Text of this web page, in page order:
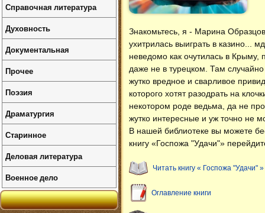
Знакомьтесь, я - Марина
ухитрилась выиграть в казино...
неведомо как очутилась в Крыму,
даже не в турецком. Там
жутко вредное и сварливое
которого хотят разодрать на
некотором роде ведьма, да не
жутко интересные и уж точно не
В нашей библиотеке вы можете
книгу «Госпожа "Удачи"»
Читать книгу « Госпожа "Удачи" »
Оглавление книги
Справочная литература
Духовность
Документальная
Прочее
Поэзия
Драматургия
Старинное
Деловая литература
Военное дело